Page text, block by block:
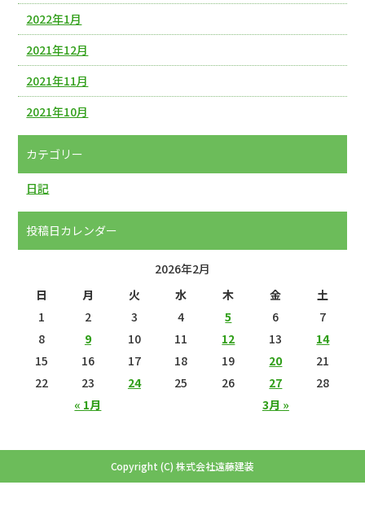
2022年1月
2021年12月
2021年11月
2021年10月
カテゴリー
日記
投稿日カレンダー
2026年2月
日
月 火 水 木 金 土
« 1月 3月 »
1 2 3 4 5 6
7
8
9 10 11 12 13
14
15
16 17 18 19 20
21
22
23 24 25 26 27 28
Copyright (C) 株式会社遠藤建装